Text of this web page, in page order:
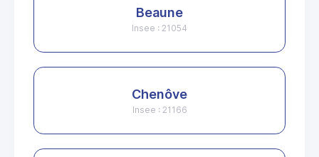
Beaune
Insee : 21054
Chenôve
Insee : 21166